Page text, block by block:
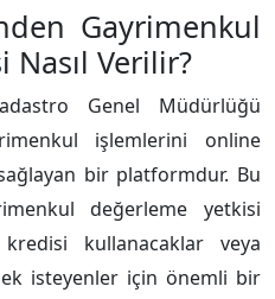
Gayrimenkul
Nasıl Verilir?
Genel Müdürlüğü
işlemlerini online
bir platformdur. Bu
değerleme yetkisi
kullanacaklar veya
isteyenler için önemli bir